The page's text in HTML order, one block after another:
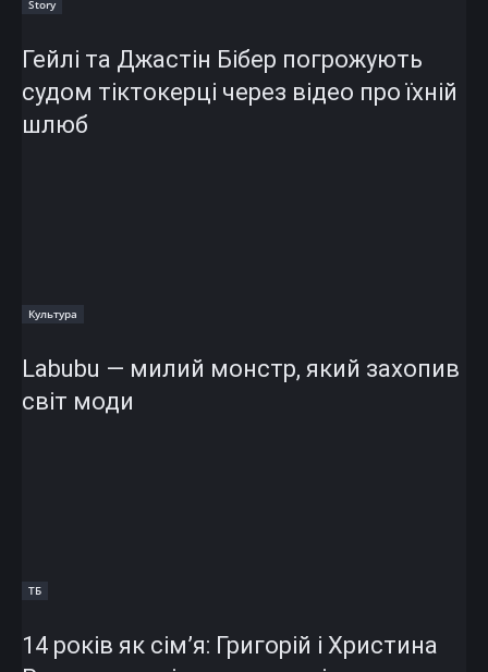
Story
Гейлі та Джастін Бібер погрожують
судом тіктокерці через відео про їхній
шлюб
Культура
Labubu — милий монстр, який захопив
світ моди
ТБ
14 років як сім’я: Григорій і Христина